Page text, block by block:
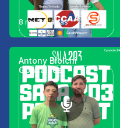
8 meses atrás
Antony Biolchi
Gonçalves